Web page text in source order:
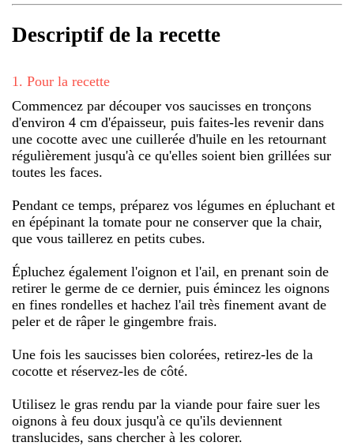
Descriptif de la recette
1 . Pour la recette
Commencez par découper vos saucisses en tronçons
d'environ 4 cm d'épaisseur, puis faites-les revenir dans
une cocotte avec une cuillerée d'huile en les retournant
régulièrement jusqu'à ce qu'elles soient bien grillées sur
toutes les faces.
Pendant ce temps, préparez vos légumes en épluchant et
en épépinant la tomate pour ne conserver que la chair,
que vous taillerez en petits cubes.
Épluchez également l'oignon et l'ail, en prenant soin de
retirer le germe de ce dernier, puis émincez les oignons
en fines rondelles et hachez l'ail très finement avant de
peler et de râper le gingembre frais.
Une fois les saucisses bien colorées, retirez-les de la
cocotte et réservez-les de côté.
Utilisez le gras rendu par la viande pour faire suer les
oignons à feu doux jusqu'à ce qu'ils deviennent
translucides, sans chercher à les colorer.